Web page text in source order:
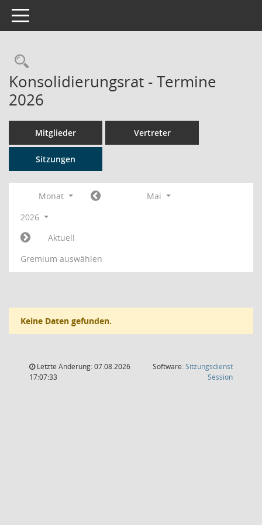
Toggle navigation
Rechercheauswahl
Konsolidierungsrat - Termine
2026
Mitglieder Vertreter
Sitzungen
Monat
Mai
2026
Aktuell
Gremium auswählen
Keine Daten gefunden.
Letzte Änderung: 07.08.2026
17:07:33
Software:Sitzungsdienst
Session(Wird in